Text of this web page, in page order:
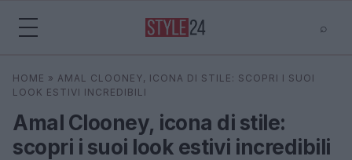
⌕
Cerca ⌕
HOME » AMAL CLOONEY, ICONA DI STILE: SCOPRI I SUOI
LOOK ESTIVI INCREDIBILI
Amal Clooney, icona di stile:
scopri i suoi look estivi incredibili